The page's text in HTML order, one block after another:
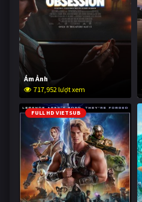
Ám Ảnh
717,952 lượt xem
FULL HD VIETSUB